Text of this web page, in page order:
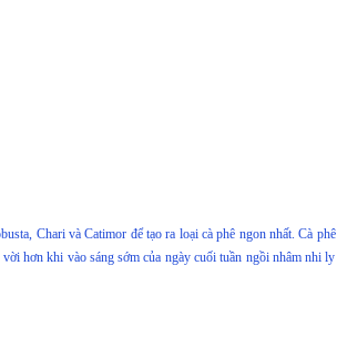
Chari và Catimor để tạo ra loại cà phê ngon nhất. Cà phê
hơn khi vào sáng sớm của ngày cuối tuần ngồi nhâm nhi ly